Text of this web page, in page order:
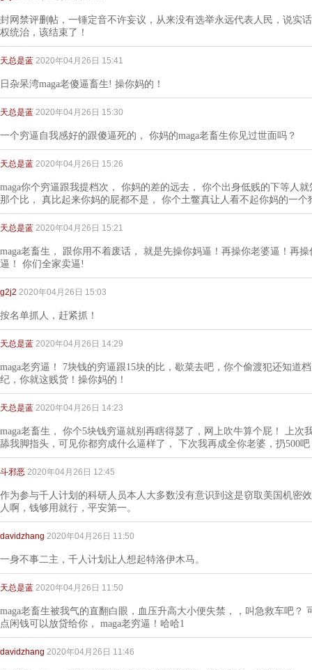
封网禁评删帖，一锤定音不许妄议，从来没有选举永远代表人民，说实
权统治，该结束了！
天总是蓝 2020年04月26日 15:41
日杂呆湾maga老傻逼畜生! 操你妈的！
天总是蓝 2020年04月26日 15:30
一个穷逼自我感好的跟傻逼死的， 你妈的maga老畜生你见过世面吗？
天总是蓝 2020年04月26日 15:26
maga你个穷逼跟我提档次， 你妈的差的远去， 你个出身低贱的下等人
那个比， 真比起来你妈的屁都不是， 你个土鳖真让人看不起你妈的一个
天总是蓝 2020年04月26日 15:21
maga老畜生， 跟你用不着废话， 就是先操你妈逼！再操你老婆逼！再
逼！ 你们全家卖逼!
g2j2 2020年04月26日 15:03
按名单抓人，赶紧抓！
天总是蓝 2020年04月26日 14:29
maga老穷逼！ 7块钱的穷逼跟15块的比，歇菜去吧，你个偷渡犯还知道
纪，你就这贱货！操你妈的！
天总是蓝 2020年04月26日 14:23
maga老畜生， 你个5块钱穷逼就别再瞎得瑟了，网上吹牛算个屁！ 上次
舔我脚指头，可见你都穷成什么逼样了， 下次我再成全你老婆，扔500
斗邪恶 2020年04月26日 12:45
作为参与千人计划的科研人员本人大多数没有意识到这是窃取美国机密
人啊，钱够用就行，平安第一。
davidzhang 2020年04月26日 11:50
一身不事二主，千人计划让人想起特洛伊木马。
天总是蓝 2020年04月26日 11:50
maga老畜生被我气的直翻白眼，血压升高大小便失禁，，叫急救车吧？
点闲钱可以放贷给你， maga老穷逼！哈哈1
davidzhang 2020年04月26日 11:46